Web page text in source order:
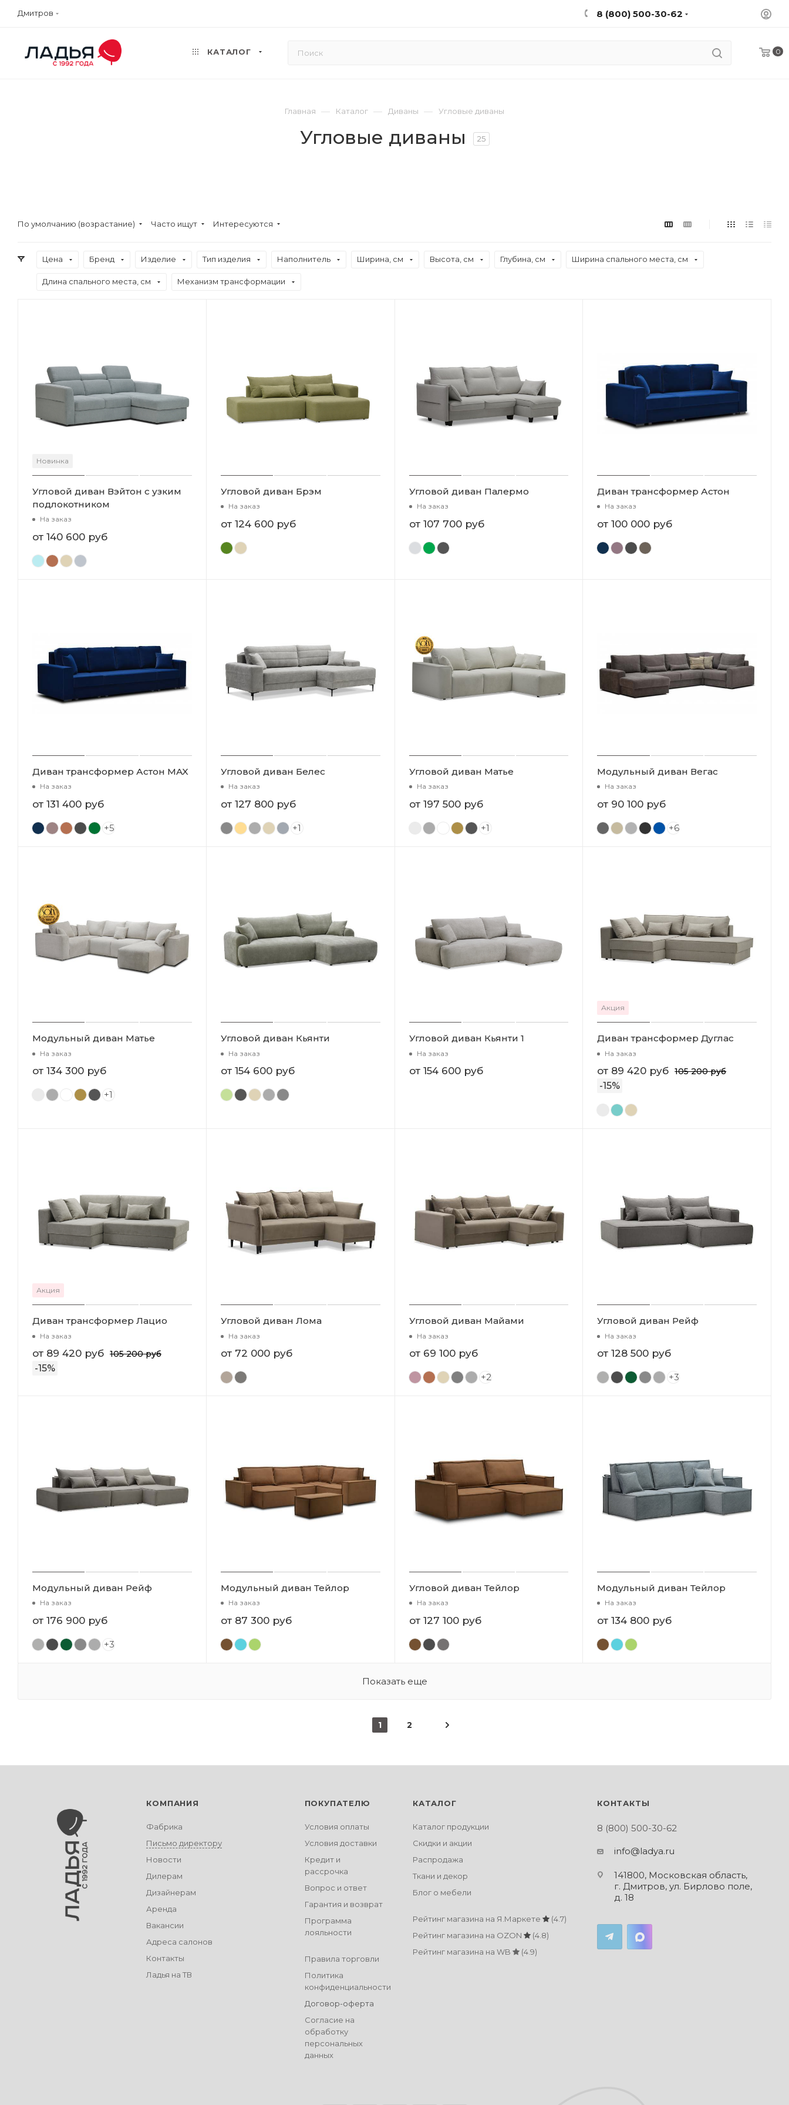
Дмитров 8 (800) 500-30-62
КАТАЛОГ 0
Главная — Каталог — Диваны — Угловые диваны
Угловые диваны 25
По умолчанию (возрастание) Часто ищут Интересуются
Цена Бренд Изделие Тип изделия Наполнитель Ширина, см Высота, см Глубина, см Ширина спального места, см
Длина спального места, см Механизм трансформации
Новинка
Угловой диван Вэйтон с узким
подлокотником
На заказ
от 140 600 руб
Угловой диван Брэм
На заказ
от 124 600 руб
Угловой диван Палермо
На заказ
от 107 700 руб
Диван трансформер Астон
На заказ
от100 000 руб
Диван трансформер Астон MAX
На заказ
от 131 400 руб
+5
Угловой диван Белес
На заказ
от 127 800 руб
+1
Угловой диван Матье
На заказ
от 197 500 руб
+1
Модульный диван Вегас
На заказ
от 90 100 руб
+6
Модульный диван Матье
На заказ
от 134 300 руб
+1
Угловой диван Кьянти
На заказ
от 154 600 руб
Угловой диван Кьянти 1
На заказ
от 154 600 руб
Акция
Диван трансформер Дуглас
На заказ
от 89 420 руб 105 200 руб
-15%
Акция
Диван трансформер Лацио
На заказ
от 89 420 руб 105 200 руб
-15%
Угловой диван Лома
На заказ
от 72 000 руб
Угловой диван Майами
На заказ
от 69 100 руб
+2
Угловой диван Рейф
На заказ
от128 500 руб
+3
Модульный диван Рейф
На заказ
от 176 900 руб
+3
Модульный диван Тейлор
На заказ
от 87 300 руб
Угловой диван Тейлор
На заказ
от 127 100 руб
Модульный диван Тейлор
На заказ
от134 800 руб
Показать еще
1 2
КОМПАНИЯ
Фабрика
Письмо директору
Новости
Дилерам
Дизайнерам
Аренда
Вакансии
Адреса салонов
Контакты
Ладья на ТВ
ПОКУПАТЕЛЮ
Условия оплаты
Условия доставки
Кредит и
рассрочка
Вопрос и ответ
Гарантия и возврат
Программа
лояльности
Правила торговли
Политика
конфиденциальности
Договор-оферта
Согласие на
обработку
персональных
данных
КАТАЛОГ
Каталог продукции
Скидки и акции
Распродажа
Ткани и декор
Блог о мебели
Рейтинг магазина на Я.Маркете
(4.7)
Рейтинг магазина на OZON
(4.8)
Рейтинг магазина на WB
(4.9)
КОНТАКТЫ
8 (800) 500-30-62
info@ladya.ru
141800, Московская область,
г. Дмитров, ул. Бирлово поле,
д. 18